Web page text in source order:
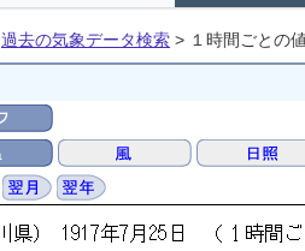
過去の気象データ検索 > １時間ごとの